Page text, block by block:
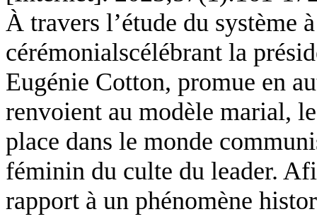
À travers l’étude du système
cérémonialscélébrant la
Eugénie Cotton, promue en
renvoient au modèle marial,
place dans le monde
féminin du culte du leader.
rapport à un phénomène